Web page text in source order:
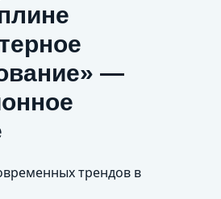
—
трендов в